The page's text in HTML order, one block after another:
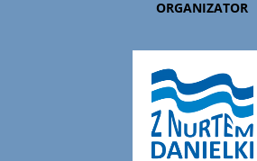
ORGANIZATOR